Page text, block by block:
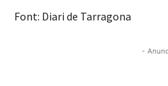
Font: Diari de Tarragona
-